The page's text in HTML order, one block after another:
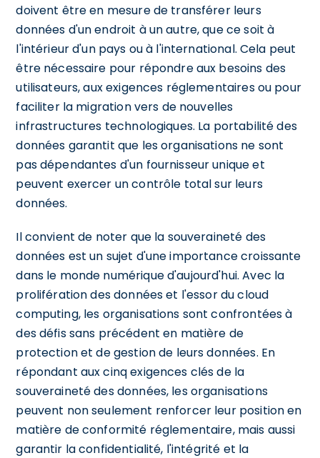
doivent être en mesure de transférer leurs
données d'un endroit à un autre, que ce soit à
l'intérieur d'un pays ou à l'international. Cela peut
être nécessaire pour répondre aux besoins des
utilisateurs, aux exigences réglementaires ou pour
faciliter la migration vers de nouvelles
infrastructures technologiques. La portabilité des
données garantit que les organisations ne sont
pas dépendantes d'un fournisseur unique et
peuvent exercer un contrôle total sur leurs
données.
Il convient de noter que la souveraineté des
données est un sujet d'une importance croissante
dans le monde numérique d'aujourd'hui. Avec la
prolifération des données et l'essor du cloud
computing, les organisations sont confrontées à
des défis sans précédent en matière de
protection et de gestion de leurs données. En
répondant aux cinq exigences clés de la
souveraineté des données, les organisations
peuvent non seulement renforcer leur position en
matière de conformité réglementaire, mais aussi
garantir la confidentialité, l'intégrité et la